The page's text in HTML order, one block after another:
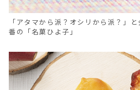
「アタマから派？オシリから派？」
番の「名菓ひよ子」